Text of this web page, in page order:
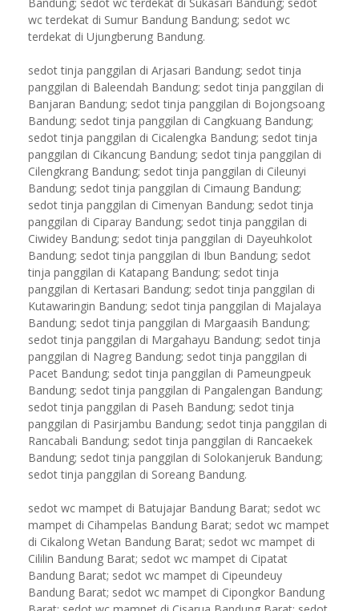
wc terdekat di Sumur Bandung Bandung; sedot wc
terdekat di Ujungberung Bandung.
sedot tinja panggilan di Arjasari Bandung; sedot tinja
panggilan di Baleendah Bandung; sedot tinja panggilan di
Banjaran Bandung; sedot tinja panggilan di Bojongsoang
Bandung; sedot tinja panggilan di Cangkuang Bandung;
sedot tinja panggilan di Cicalengka Bandung; sedot tinja
panggilan di Cikancung Bandung; sedot tinja panggilan di
Cilengkrang Bandung; sedot tinja panggilan di Cileunyi
Bandung; sedot tinja panggilan di Cimaung Bandung;
sedot tinja panggilan di Cimenyan Bandung; sedot tinja
panggilan di Ciparay Bandung; sedot tinja panggilan di
Ciwidey Bandung; sedot tinja panggilan di Dayeuhkolot
Bandung; sedot tinja panggilan di Ibun Bandung; sedot
tinja panggilan di Katapang Bandung; sedot tinja
panggilan di Kertasari Bandung; sedot tinja panggilan di
Kutawaringin Bandung; sedot tinja panggilan di Majalaya
Bandung; sedot tinja panggilan di Margaasih Bandung;
sedot tinja panggilan di Margahayu Bandung; sedot tinja
panggilan di Nagreg Bandung; sedot tinja panggilan di
Pacet Bandung; sedot tinja panggilan di Pameungpeuk
Bandung; sedot tinja panggilan di Pangalengan Bandung;
sedot tinja panggilan di Paseh Bandung; sedot tinja
panggilan di Pasirjambu Bandung; sedot tinja panggilan di
Rancabali Bandung; sedot tinja panggilan di Rancaekek
Bandung; sedot tinja panggilan di Solokanjeruk Bandung;
sedot tinja panggilan di Soreang Bandung.
sedot wc mampet di Batujajar Bandung Barat; sedot wc
mampet di Cihampelas Bandung Barat; sedot wc mampet
di Cikalong Wetan Bandung Barat; sedot wc mampet di
Cililin Bandung Barat; sedot wc mampet di Cipatat
Bandung Barat; sedot wc mampet di Cipeundeuy
Bandung Barat; sedot wc mampet di Cipongkor Bandung